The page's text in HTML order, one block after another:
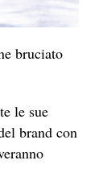
bruciato
le sue
brand con